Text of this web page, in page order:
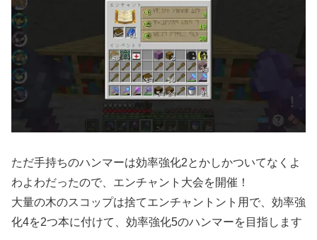
ただ手持ちのハンマーは効率強化2とかしかついてなくよ
わよわだったので、エンチャント大会を開催！
大量の木のスコップは捨てエンチャントント用で、効率強
化4を2つ本に付けて、効率強化5のハンマーを目指します